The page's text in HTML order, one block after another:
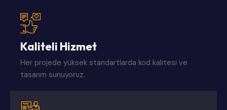
Kaliteli Hizmet
Her projede yüksek standartlarda kod kalitesi ve
tasarım sunuyoruz.